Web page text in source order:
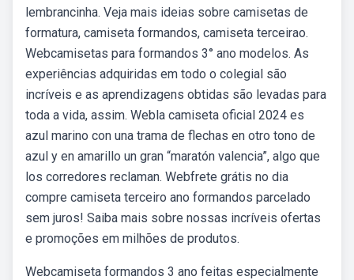
lembrancinha. Veja mais ideias sobre camisetas de
formatura, camiseta formandos, camiseta terceirao.
Webcamisetas para formandos 3° ano modelos. As
experiências adquiridas em todo o colegial são
incríveis e as aprendizagens obtidas são levadas para
toda a vida, assim. Webla camiseta oficial 2024 es
azul marino con una trama de flechas en otro tono de
azul y en amarillo un gran “maratón valencia”, algo que
los corredores reclaman. Webfrete grátis no dia
compre camiseta terceiro ano formandos parcelado
sem juros! Saiba mais sobre nossas incríveis ofertas
e promoções em milhões de produtos.
Webcamiseta formandos 3 ano feitas especialmente